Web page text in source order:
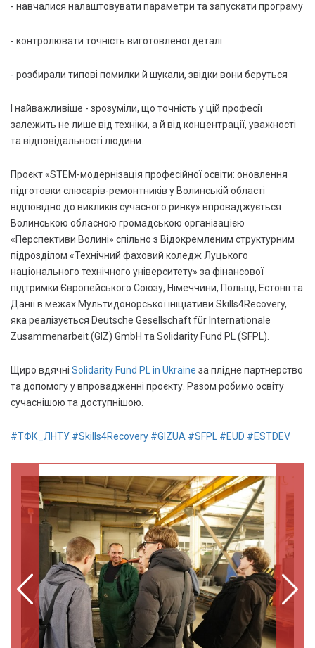
- навчалися налаштовувати параметри та запускати програму
- контролювати точність виготовленої деталі
- розбирали типові помилки й шукали, звідки вони беруться
І найважливіше - зрозуміли, що точність у цій професії
залежить не лише від техніки, а й від концентрації, уважності
та відповідальності людини.
Проєкт «STEM-модернізація професійної освіти: оновлення
підготовки слюсарів-ремонтників у Волинській області
відповідно до викликів сучасного ринку» впроваджується
Волинською обласною громадською організацією
«Перспективи Волині» спільно з Відокремленим структурним
підрозділом «Технічний фаховий коледж Луцького
національного технічного університету» за фінансової
підтримки Європейського Союзу, Німеччини, Польщі, Естонії та
Данії в межах Мультидонорської ініціативи Skills4Recovery,
яка реалізується Deutsche Gesellschaft für Internationale
Zusammenarbeit (GIZ) GmbH та Solidarity Fund PL (SFPL).
Щиро вдячні Solidarity Fund PL in Ukraine за плідне партнерство
та допомогу у впровадженні проєкту. Разом робимо освіту
сучаснішою та доступнішою.
#ТФК_ЛНТУ #Skills4Recovery #GIZUA #SFPL #EUD #ESTDEV